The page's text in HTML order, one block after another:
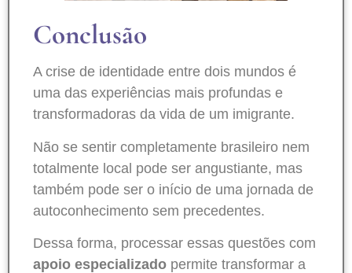
Conclusão
A crise de identidade entre dois mundos é
uma das experiências mais profundas e
transformadoras da vida de um imigrante.
Não se sentir completamente brasileiro nem
totalmente local pode ser angustiante, mas
também pode ser o início de uma jornada de
autoconhecimento sem precedentes.
Dessa forma, processar essas questões com
apoio especializado permite transformar a